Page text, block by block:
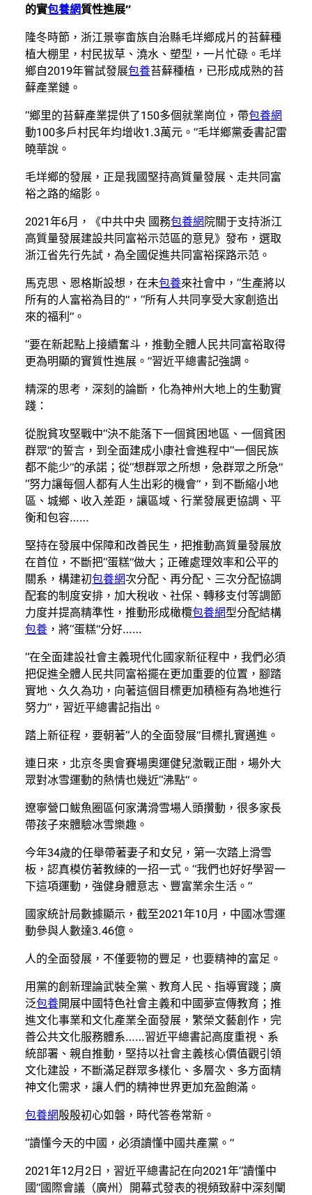
的實包養網質性進展”
隆冬時節，浙江景寧畬族自治縣毛垟鄉成片的苔蘚種
植大棚里，村民拔草、澆水、塑型，一片忙碌。毛垟
鄉自2019年嘗試發展包養苔蘚種植，已形成成熟的苔
蘚產業鏈。
“鄉里的苔蘚產業提供了150多個就業崗位，帶包養網
動100多戶村民年均增收1.3萬元。”毛垟鄉黨委書記雷
曉華說。
毛垟鄉的發展，正是我國堅持高質量發展、走共同富
裕之路的縮影。
2021年6月，《中共中央 國務包養網 院關于支持浙江
高質量發展建設共同富裕示范區的意見》發布，選取
浙江省先行先試，為全國促進共同富裕探路示范。
馬克思、恩格斯設想，在未包養來社會中，“生產將以
所有的人富裕為目的”，“所有人共同享受大家創造出
來的福利”。
“要在新起點上接續奮斗，推動全體人民共同富裕取得
更為明顯的實質性進展。”習近平總書記強調。
精深的思考，深刻的論斷，化為神州大地上的生動實
踐：
從脫貧攻堅戰中“決不能落下一個貧困地區、一個貧困
群眾”的誓言，到全面建成小康社會進程中“一個民族
都不能少”的承諾；從“想群眾之所想，急群眾之所急”
“努力讓每個人都有人生出彩的機會”，到不斷縮小地
區、城鄉、收入差距，讓區域、行業發展更協調、平
衡和包容……
堅持在發展中保障和改善民生，把推動高質量發展放
在首位，不斷把“蛋糕”做大；正確處理效率和公平的
關系，構建初包養網次分配、再分配、三次分配協調
配套的制度安排，加大稅收、社保、轉移支付等調節
力度并提高精準性，推動形成橄欖包養網型分配結構
包養 ，將“蛋糕”分好……
“在全面建設社會主義現代化國家新征程中，我們必須
把促進全體人民共同富裕擺在更加重要的位置，腳踏
實地、久久為功，向著這個目標更加積極有為地進行
努力”，習近平總書記指出。
踏上新征程，要朝著“人的全面發展”目標扎實邁進。
連日來，北京冬奧會賽場奧運健兒激戰正酣，場外大
眾對冰雪運動的熱情也幾近“沸點”。
遼寧營口鲅魚圈區何家溝滑雪場人頭攢動，很多家長
帶孩子來體驗冰雪樂趣。
今年34歲的任舉帶著妻子和女兒，第一次踏上滑雪
板，認真模仿著教練的一招一式。“我們也好好學習一
下這項運動，強健身體意志、豐富業余生活。”
國家統計局數據顯示，截至2021年10月，中國冰雪運
動參與人數達3.46億。
人的全面發展，不僅要物的豐足，也要精神的富足。
用黨的創新理論武裝全黨、教育人民、指導實踐；廣
泛包養開展中國特色社會主義和中國夢宣傳教育；推
進文化事業和文化產業全面發展，繁榮文藝創作，完
善公共文化服務體系……習近平總書記高度重視、系
統部署、親自推動，堅持以社會主義核心價值觀引領
文化建設，不斷滿足群眾多樣化、多層次、多方面精
神文化需求，讓人們的精神世界更加充盈飽滿。
包養網殷殷初心如磐，時代答卷常新。
“讀懂今天的中國，必須讀懂中國共產黨。”
2021年12月2日，習近平總書記在向2021年“讀懂中
國”國際會議（廣州）開幕式發表的視頻致辭中深刻闡